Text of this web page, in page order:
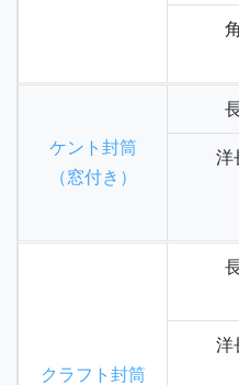
ケント封筒
（窓付き）
洋
クラフト封筒
洋